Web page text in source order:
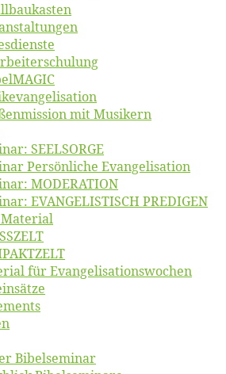
mit Musikern
SEELSORGE
Per­sön­li­che Evangelisation
MODERATION
EVANGELISTISCH PREDIGEN
für Evangelisationswochen
Bibelseminar